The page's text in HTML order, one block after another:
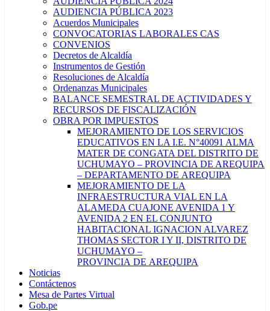
AUDIENCIA PÚBLICA 2023
Acuerdos Municipales
CONVOCATORIAS LABORALES CAS
CONVENIOS
Decretos de Alcaldía
Instrumentos de Gestión
Resoluciones de Alcaldía
Ordenanzas Municipales
BALANCE SEMESTRAL DE ACTIVIDADES Y
RECURSOS DE FISCALIZACIÓN
OBRA POR IMPUESTOS
MEJORAMIENTO DE LOS SERVICIOS
EDUCATIVOS EN LA I.E. N°40091 ALMA
MATER DE CONGATA DEL DISTRITO DE
UCHUMAYO – PROVINCIA DE AREQUIPA
– DEPARTAMENTO DE AREQUIPA
MEJORAMIENTO DE LA
INFRAESTRUCTURA VIAL EN LA
ALAMEDA CUAJONE AVENIDA 1 Y
AVENIDA 2 EN EL CONJUNTO
HABITACIONAL IGNACION ALVAREZ
THOMAS SECTOR I Y II, DISTRITO DE
UCHUMAYO –
PROVINCIA DE AREQUIPA
Noticias
Contáctenos
Mesa de Partes Virtual
Gob.pe